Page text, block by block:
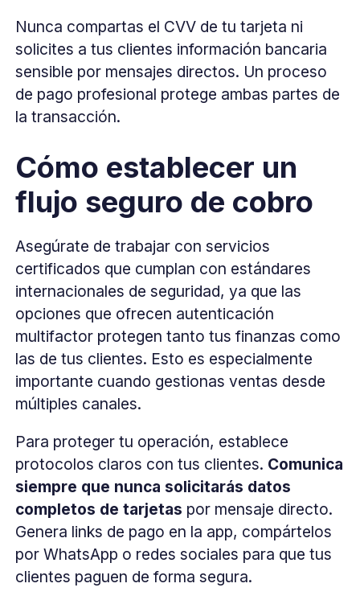
Nunca compartas el CVV de tu tarjeta ni
solicites a tus clientes información bancaria
sensible por mensajes directos. Un proceso
de pago profesional protege ambas partes de
la transacción.
Cómo establecer un
flujo seguro de cobro
Asegúrate de trabajar con servicios
certificados que cumplan con estándares
internacionales de seguridad, ya que las
opciones que ofrecen autenticación
multifactor protegen tanto tus finanzas como
las de tus clientes. Esto es especialmente
importante cuando gestionas ventas desde
múltiples canales.
Para proteger tu operación, establece
protocolos claros con tus clientes. Comunica
siempre que nunca solicitarás datos
completos de tarjetas por mensaje directo.
Genera links de pago en la app, compártelos
por WhatsApp o redes sociales para que tus
clientes paguen de forma segura.